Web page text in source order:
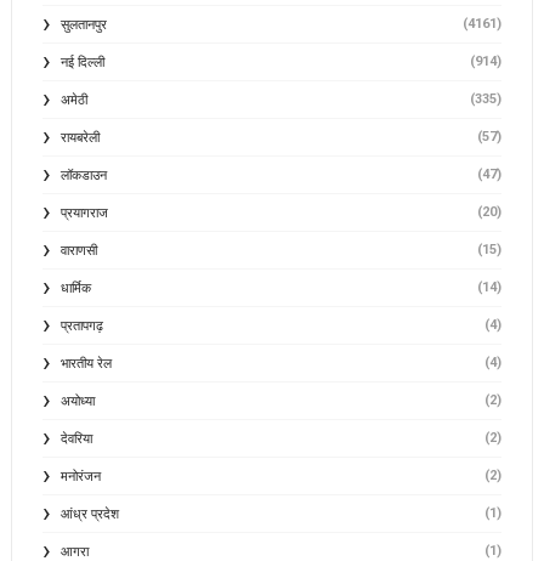
सुलतानपुर (4161)
नई दिल्ली (914)
अमेठी (335)
रायबरेली (57)
लॉकडाउन (47)
प्रयागराज (20)
वाराणसी (15)
धार्मिक (14)
प्रतापगढ़ (4)
भारतीय रेल (4)
अयोध्या (2)
देवरिया (2)
मनोरंजन (2)
आंध्र प्रदेश (1)
आगरा (1)